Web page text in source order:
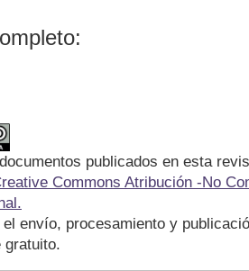
publicados en esta
Commons Atribución -No
el envío, procesamiento y
gratuito.